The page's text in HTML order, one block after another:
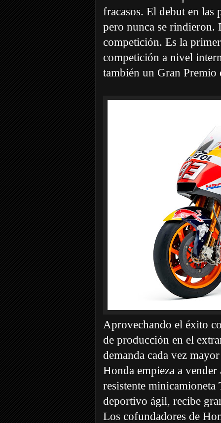
fracasos. El debut en las
pero nunca se rindieron.
competición. Es la
competición a nivel
también un Gran Premio
Aprovechando el éxito
de producción en el
demanda cada vez
Honda empieza a
resistente
deportivo ágil, recibe
Los cofundadores de